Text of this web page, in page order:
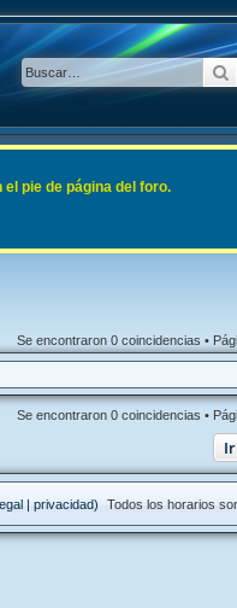
Se encontraron 0 coincidencias •
Se encontraron 0 coincidencias •
pie de página del foro.
Todos los horarios
| privacidad)